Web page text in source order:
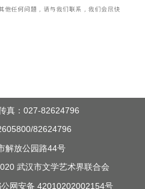
真：027-82624796
82624796
解放公园路44号
武汉市文学艺术界联合会
网安备 42010202002154号